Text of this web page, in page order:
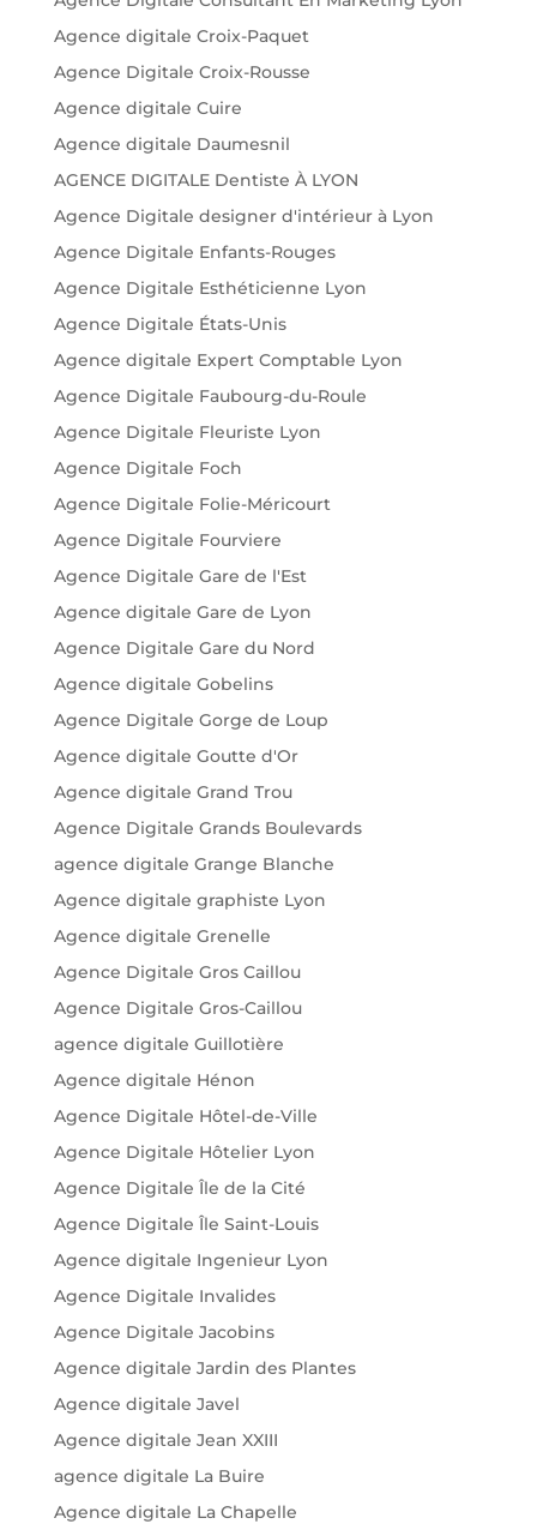
Agence digitale Croix-Paquet
Agence Digitale Croix-Rousse
Agence digitale Cuire
Agence digitale Daumesnil
AGENCE DIGITALE Dentiste À LYON
Agence Digitale designer d'intérieur à Lyon
Agence Digitale Enfants-Rouges
Agence Digitale Esthéticienne Lyon
Agence Digitale États-Unis
Agence digitale Expert Comptable Lyon
Agence Digitale Faubourg-du-Roule
Agence Digitale Fleuriste Lyon
Agence Digitale Foch
Agence Digitale Folie-Méricourt
Agence Digitale Fourviere
Agence Digitale Gare de l'Est
Agence digitale Gare de Lyon
Agence Digitale Gare du Nord
Agence digitale Gobelins
Agence Digitale Gorge de Loup
Agence digitale Goutte d'Or
Agence digitale Grand Trou
Agence Digitale Grands Boulevards
agence digitale Grange Blanche
Agence digitale graphiste Lyon
Agence digitale Grenelle
Agence Digitale Gros Caillou
Agence Digitale Gros-Caillou
agence digitale Guillotière
Agence digitale Hénon
Agence Digitale Hôtel-de-Ville
Agence Digitale Hôtelier Lyon
Agence Digitale Île de la Cité
Agence Digitale Île Saint-Louis
Agence digitale Ingenieur Lyon
Agence Digitale Invalides
Agence Digitale Jacobins
Agence digitale Jardin des Plantes
Agence digitale Javel
Agence digitale Jean XXIII
agence digitale La Buire
Agence digitale La Chapelle